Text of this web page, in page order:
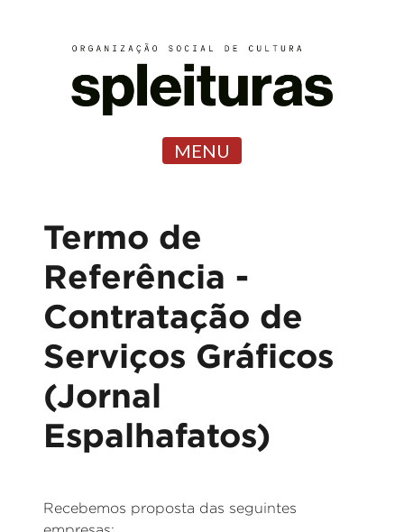
MENU
Termo de
Referência -
Contratação de
Serviços Gráficos
(Jornal
Espalhafatos)
Recebemos proposta das seguintes